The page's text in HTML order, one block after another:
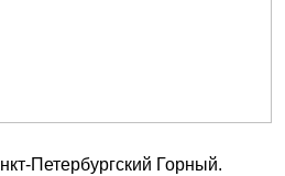
Петербургский Горный.